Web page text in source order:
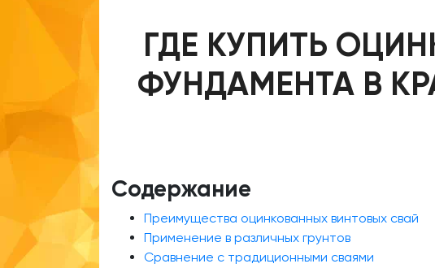
ГДЕ КУПИТЬ
ФУНДАМЕНТА В
Содержание
Преимущества оцинкованных винтовых свай
Применение в различных грунтов
Сравнение с традиционными сваями